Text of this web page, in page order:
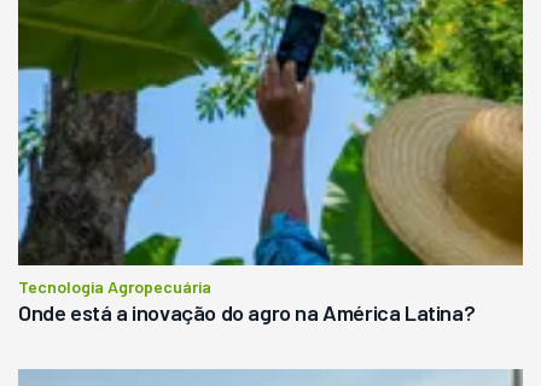
Tecnologia Agropecuária
Onde está a inovação do agro na América Latina?